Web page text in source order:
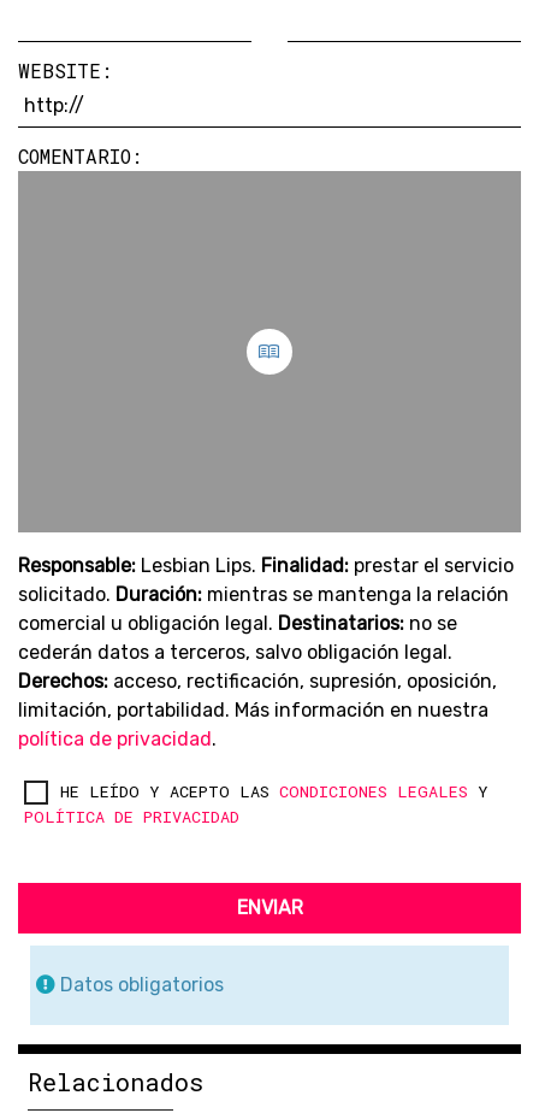
WEBSITE:
COMENTARIO:
Responsable: Lesbian Lips. Finalidad: prestar el servicio
solicitado. Duración: mientras se mantenga la relación
comercial u obligación legal. Destinatarios: no se
cederán datos a terceros, salvo obligación legal.
Derechos: acceso, rectificación, supresión, oposición,
limitación, portabilidad. Más información en nuestra
política de privacidad.
HE LEÍDO Y ACEPTO LAS CONDICIONES LEGALES Y
POLÍTICA DE PRIVACIDAD
ENVIAR
Datos obligatorios
Relacionados